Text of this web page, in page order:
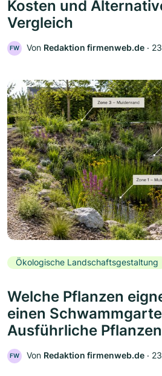
Kosten und
Vergleich
FW Von Redaktion firmenweb.de ‧
Ökologische Landschaftsgestaltung
Welche Pflanzen
einen
Ausführliche
FW Von Redaktion firmenweb.de ‧